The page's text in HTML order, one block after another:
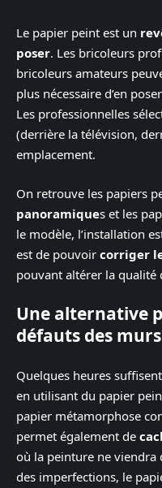
Le papier peint est un
poser. Les bricoleurs
bricoleurs amateurs
plus nécessaire d’en
Les professionnelles
(derrière la télévision,
emplacement.
On retrouve les papiers
panoramiques et les
le modèle, l’installation
est de pouvoir corriger
pouvant altérer la qualité
Une alternative
défauts des murs
Quelques heures
en utilisant du papier
papier métamorphose
permet également de
où la peinture ne viendra
des imperfections, le